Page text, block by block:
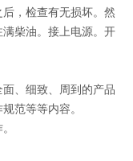
，检查有无损坏。然
柴油。接上电源。开
、细致、周到的产品
范等等内容。